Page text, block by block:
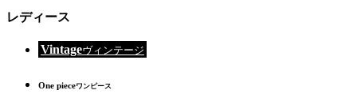
レディース
Vintageヴィンテージ
One pieceワンピース